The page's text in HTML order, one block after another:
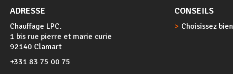
ADRESSE
Chauffage LPC.
1 bis rue pierre et marie curie
92140 Clamart
+331 83 75 00 75
CONSEILS
Choisissez